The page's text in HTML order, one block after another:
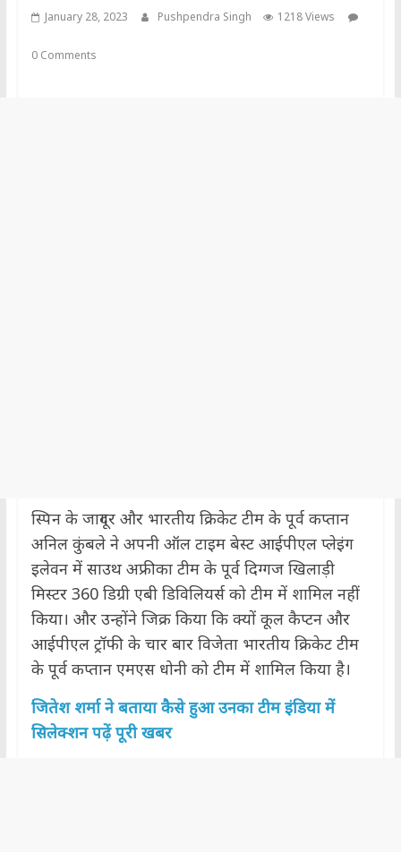
January 28, 2023 Pushpendra Singh 1218 Views
0 Comments
स्पिन के जादूगर और भारतीय क्रिकेट टीम के पूर्व कप्तान
अनिल कुंबले ने अपनी ऑल टाइम बेस्ट आईपीएल प्लेइंग
इलेवन में साउथ अफ्रीका टीम के पूर्व दिग्गज खिलाड़ी
मिस्टर 360 डिग्री एबी डिविलियर्स को टीम में शामिल नहीं
किया। और उन्होंने जिक्र किया कि क्यों कूल कैप्टन और
आईपीएल ट्रॉफी के चार बार विजेता भारतीय क्रिकेट टीम
के पूर्व कप्तान एमएस धोनी को टीम में शामिल किया है।
जितेश शर्मा ने बताया कैसे हुआ उनका टीम इंडिया में
सिलेक्शन पढ़ें पूरी खबर